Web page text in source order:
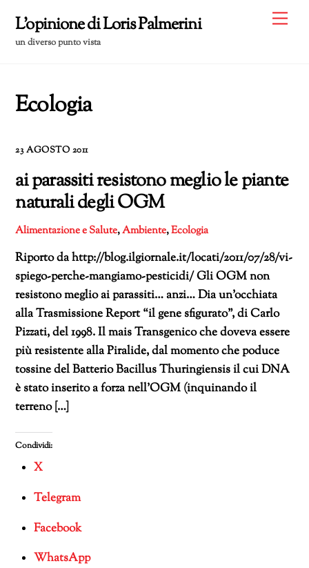
content
L'opinione di Loris Palmerini
un diverso punto vista
Ecologia
23 AGOSTO 2011
ai parassiti resistono meglio le piante
naturali degli OGM
Alimentazione e Salute,Ambiente,Ecologia
Riporto da http://blog.ilgiornale.it/locati/2011/07/28/vi-
spiego-perche-mangiamo-pesticidi/ Gli OGM non
resistono meglio ai parassiti… anzi… Dia un’occhiata
alla Trasmissione Report “il gene sfigurato”, di Carlo
Pizzati, del 1998. Il mais Transgenico che doveva essere
più resistente alla Piralide, dal momento che poduce
tossine del Batterio Bacillus Thuringiensis il cui DNA
è stato inserito a forza nell’OGM (inquinando il
terreno […]
Condividi:
X
Telegram
Facebook
WhatsApp